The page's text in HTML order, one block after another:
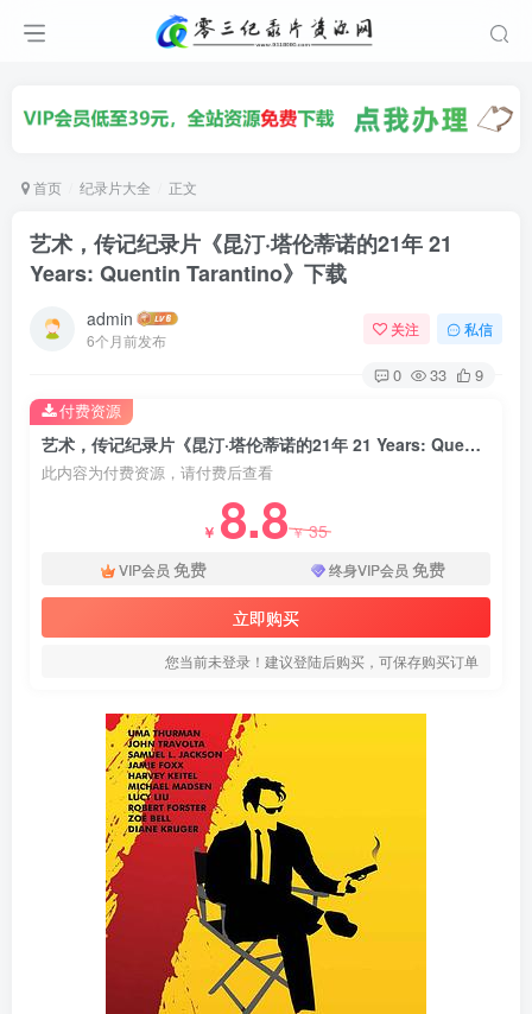
首页 纪录片大全 正文
艺术，传记纪录片《昆汀·塔伦蒂诺的21年 21
Years: Quentin Tarantino》下载
admin
6个月前发布
关注 私信
0 33 9
艺术，传记纪录片《昆汀·塔伦蒂诺的21年 21 Years: Quentin Tarantino》下载
此内容为付费资源，请付费后查看
￥ 8.8￥35
VIP会员 免费 终身VIP会员 免费
立即购买
您当前未登录！建议登陆后购买，可保存购买订单
付费资源